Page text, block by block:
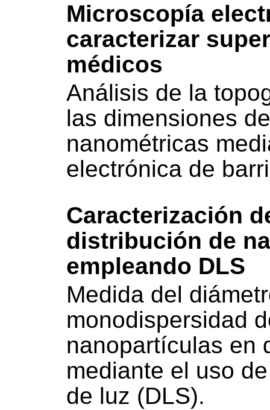
Microscopía
caracterizar
médicos
Análisis de la
las dimensiones
nanométricas
electrónica de
Caracterización
distribución de
empleando DLS
Medida del
monodispersidad
nanopartículas en
mediante el uso
de luz (DLS).